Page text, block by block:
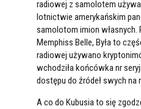
radiowej z samolotem
lotnictwie amerykańskim
samolotom imion własnych.
Memphiss Belle, Była to
radiowej używano
wchodziła końcówka nr
dostępu do źródeł swych na
A co do Kubusia to się